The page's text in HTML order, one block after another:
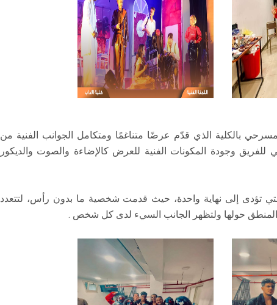
بالكلية الذي قدّم عرضًا متناغمًا ومتكامل الجوانب الفنية من
للفريق وجودة المكونات الفنية للعرض كالإضاءة والصوت والديكور
تؤدى إلى نهاية واحدة، حيث قدمت شخصية ما بدون رأس، لتتعدد
المنطق حولها ولتظهر الجانب السيء لدى كل شخص .